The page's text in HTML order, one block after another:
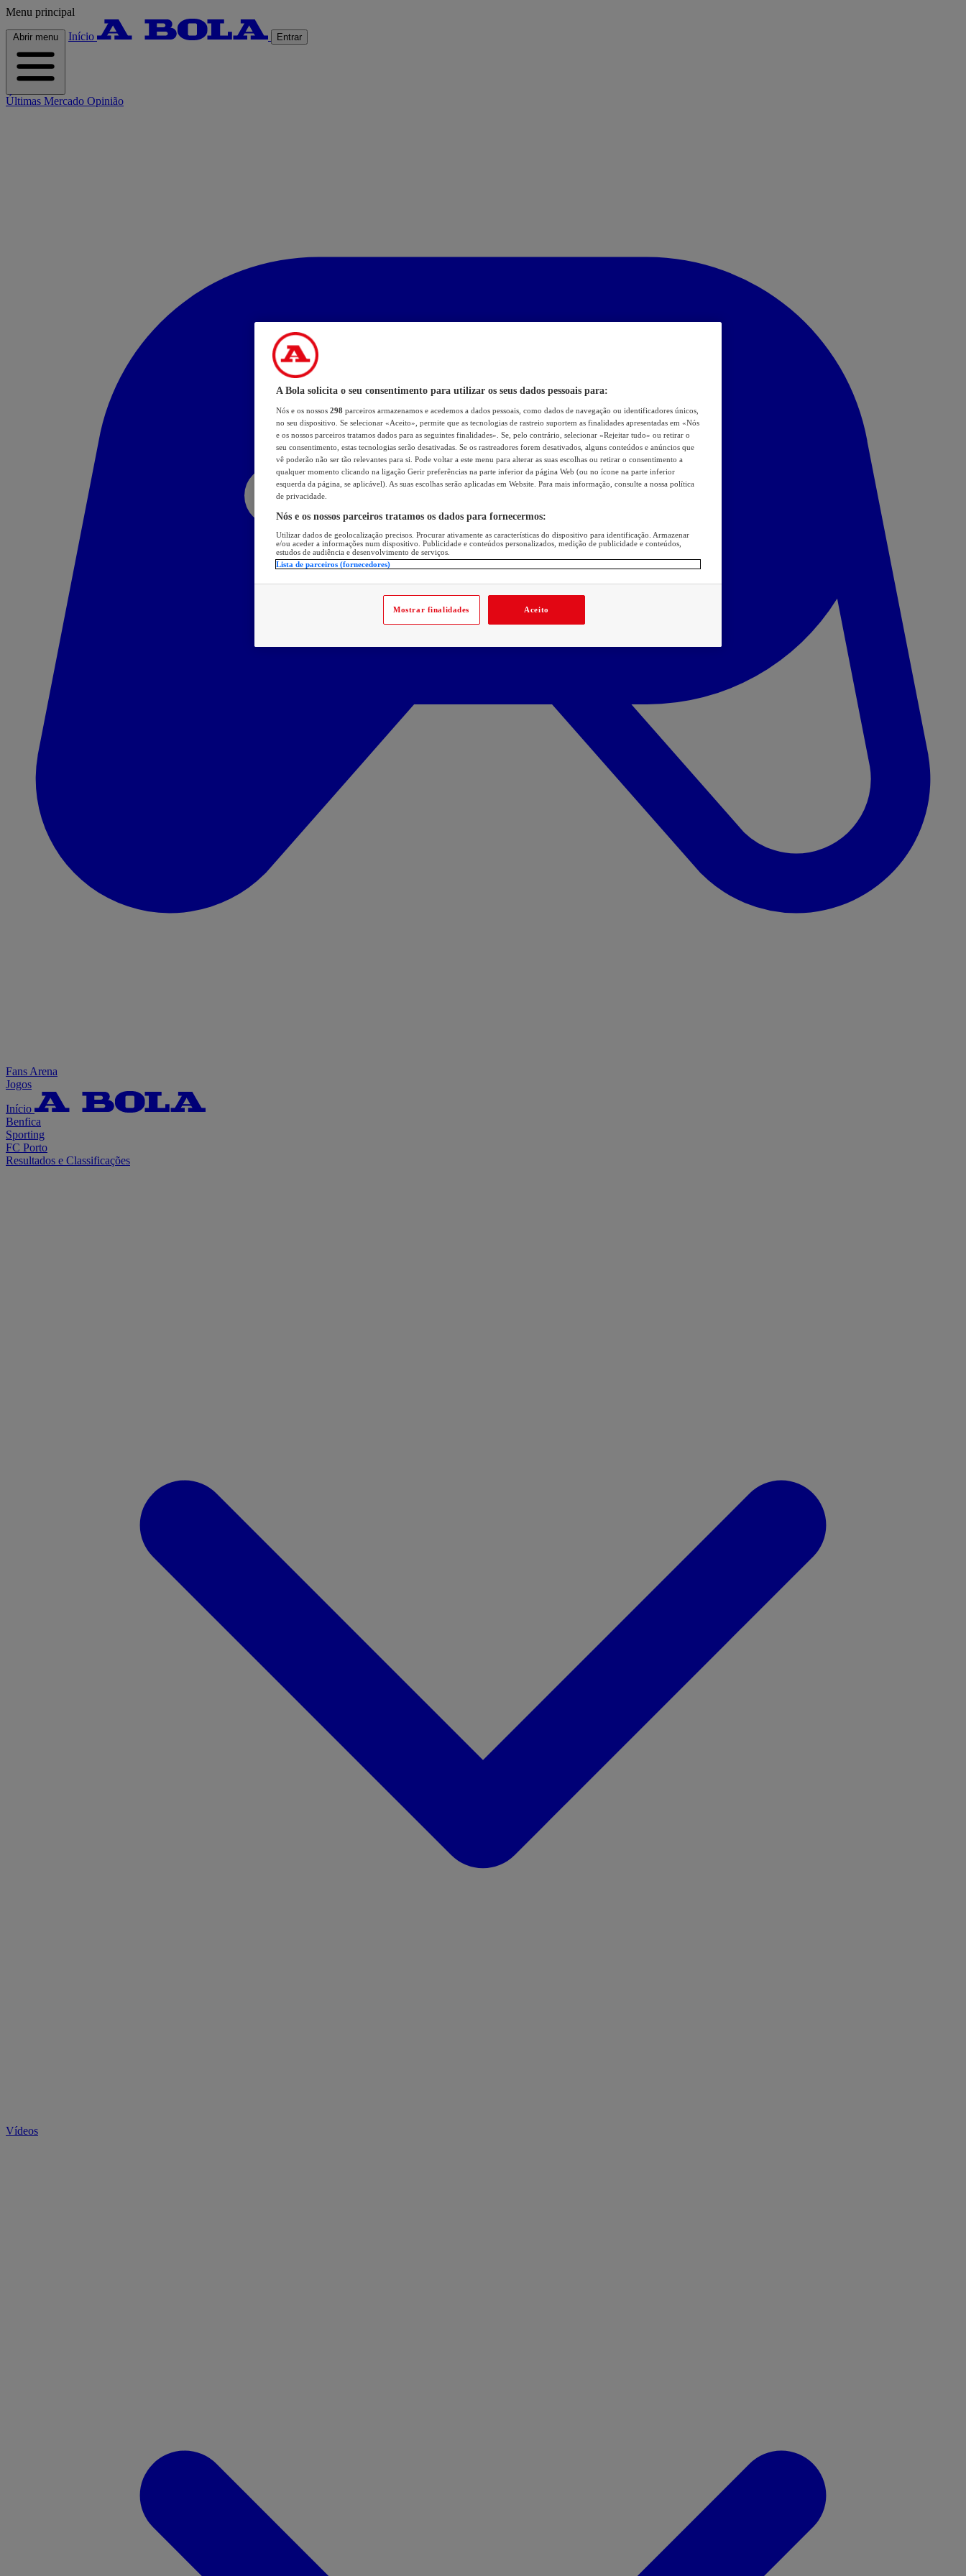
Menu principal
Abrir menu Início Entrar
Últimas Mercado Opinião
Fans Arena
Jogos
Início
Benfica
Sporting
FC Porto
Resultados e Classificações
Vídeos
A Bola solicita o seu consentimento para utilizar os seus dados pessoais para:
Nós e os nossos 298 parceiros armazenamos e acedemos a dados pessoais, como dados de navegação ou identificadores únicos,
no seu dispositivo. Se selecionar «Aceito», permite que as tecnologias de rastreio suportem as finalidades apresentadas em «Nós
e os nossos parceiros tratamos dados para as seguintes finalidades». Se, pelo contrário, selecionar «Rejeitar tudo» ou retirar o
seu consentimento, estas tecnologias serão desativadas. Se os rastreadores forem desativados, alguns conteúdos e anúncios que
vê poderão não ser tão relevantes para si. Pode voltar a este menu para alterar as suas escolhas ou retirar o consentimento a
qualquer momento clicando na ligação Gerir preferências na parte inferior da página Web (ou no ícone na parte inferior
esquerda da página, se aplicável). As suas escolhas serão aplicadas em Website. Para mais informação, consulte a nossa política
de privacidade.
Nós e os nossos parceiros tratamos os dados para fornecermos:
Utilizar dados de geolocalização precisos. Procurar ativamente as características do dispositivo para identificação. Armazenar
e/ou aceder a informações num dispositivo. Publicidade e conteúdos personalizados, medição de publicidade e conteúdos,
estudos de audiência e desenvolvimento de serviços.
Lista de parceiros (fornecedores)
Mostrar finalidades Aceito